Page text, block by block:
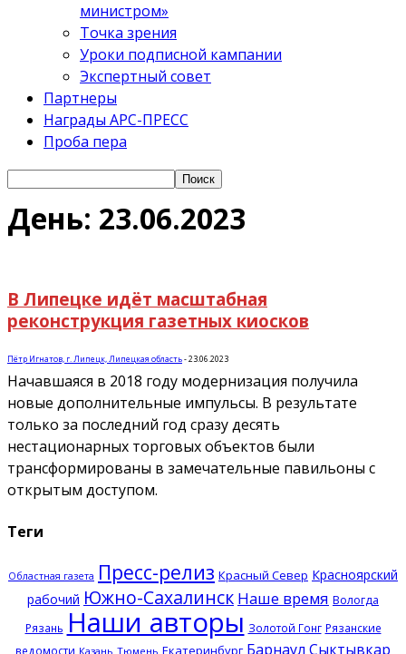
министром»
Точка зрения
Уроки подписной кампании
Экспертный совет
Партнеры
Награды АРС-ПРЕСС
Проба пера
День: 23.06.2023
В Липецке идёт масштабная
реконструкция газетных киосков
Пётр Игнатов, г. Липецк, Липецкая область-23.06.2023
Начавшаяся в 2018 году модернизация получила
новые дополнительные импульсы. В результате
только за последний год сразу десять
нестационарных торговых объектов были
трансформированы в замечательные павильоны с
открытым доступом.
Теги
Областная газета Пресс-релиз Красный Север Красноярский
рабочий Южно-Сахалинск Наше время Вологда
Рязань Наши авторы Золотой Гонг Рязанские
ведомости Казань Тюмень Екатеринбург Барнаул Сыктывкар